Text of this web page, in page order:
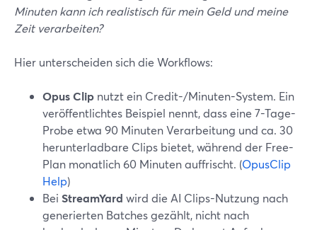
Minuten kann ich realistisch für mein Geld und meine
Zeit verarbeiten?
Hier unterscheiden sich die Workflows:
Opus Clip nutzt ein Credit-/Minuten-System. Ein
veröffentlichtes Beispiel nennt, dass eine 7-Tage-
Probe etwa 90 Minuten Verarbeitung und ca. 30
herunterladbare Clips bietet, während der Free-
Plan monatlich 60 Minuten auffrischt. (OpusClip
Help)
Bei StreamYard wird die AI Clips-Nutzung nach
generierten Batches gezählt, nicht nach